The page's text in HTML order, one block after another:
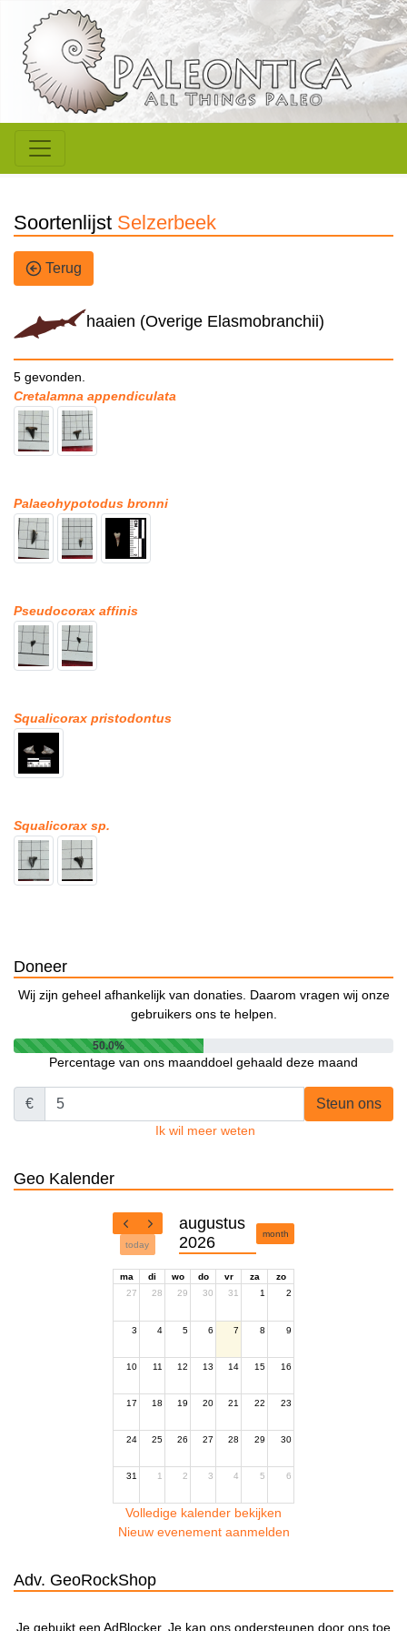
Soortenlijst Selzerbeek
Terug
haaien (Overige Elasmobranchii)
5 gevonden.
Cretalamna appendiculata
Palaeohypotodus bronni
Pseudocorax affinis
Squalicorax pristodontus
Squalicorax sp.
Doneer
Wij zijn geheel afhankelijk van donaties. Daarom vragen wij onze
gebruikers ons te helpen.
50.0%
Percentage van ons maanddoel gehaald deze maand
€ Steun ons
Ik wil meer weten
Geo Kalender
today
augustus
2026
month
ma di wo do vr za
zo
27
28 29 30 31 1 2
3 4 5 6 7 8 9
10 11 12 13 14 15 16
17 18 19 20 21 22 23
24 25 26 27 28 29 30
31 1 2 3 4 5 6
Volledige kalender bekijken
Nieuw evenement aanmelden
Adv. GeoRockShop
Je gebuikt een AdBlocker. Je kan ons ondersteunen door ons toe